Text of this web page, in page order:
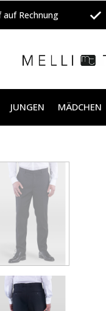
JUNGEN MÄDCHEN
auf Rechnung